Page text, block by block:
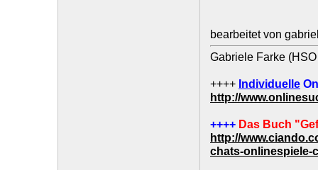
bearbeitet von
Gabriele Farke (HSO
++++ Individuelle
http://
++++ Das Buch
http://
chats-onlinespiele-